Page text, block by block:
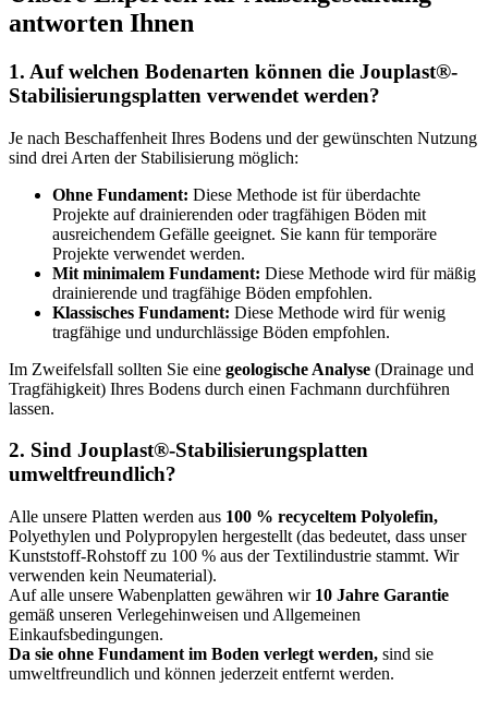
antworten Ihnen
1. Auf welchen Bodenarten können die Jouplast®-
Stabilisierungsplatten verwendet werden?
Je nach Beschaffenheit Ihres Bodens und der gewünschten Nutzung
sind drei Arten der Stabilisierung möglich:
Ohne Fundament: Diese Methode ist für überdachte
Projekte auf drainierenden oder tragfähigen Böden mit
ausreichendem Gefälle geeignet. Sie kann für temporäre
Projekte verwendet werden.
Mit minimalem Fundament: Diese Methode wird für mäßig
drainierende und tragfähige Böden empfohlen.
Klassisches Fundament: Diese Methode wird für wenig
tragfähige und undurchlässige Böden empfohlen.
Im Zweifelsfall sollten Sie eine geologische Analyse (Drainage und
Tragfähigkeit) Ihres Bodens durch einen Fachmann durchführen
lassen.
2. Sind Jouplast®-Stabilisierungsplatten
umweltfreundlich?
Alle unsere Platten werden aus 100 % recyceltem Polyolefin,
Polyethylen und Polypropylen hergestellt (das bedeutet, dass unser
Kunststoff-Rohstoff zu 100 % aus der Textilindustrie stammt. Wir
verwenden kein Neumaterial).
Auf alle unsere Wabenplatten gewähren wir 10 Jahre Garantie
gemäß unseren Verlegehinweisen und Allgemeinen
Einkaufsbedingungen.
Da sie ohne Fundament im Boden verlegt werden, sind sie
umweltfreundlich und können jederzeit entfernt werden.